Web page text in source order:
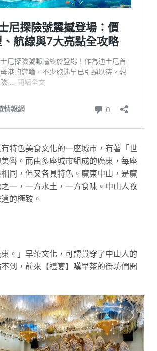
特色美食文化的一座城市，有著「世
譽。而由多座城市組成的廣東，每座
同，但又各具特色。廣東中山，是廣
一，一方水土，一方食味。中山人孜
的極致。
東。」早茶文化，可謂貫穿了中山人的
到，前來【禮宴】嘆早茶的街坊們開